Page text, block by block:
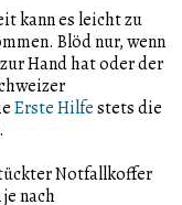
kann es leicht zu
Blöd nur, wenn
zur Hand hat oder der
Erste Hilfestets die
Notfallkoffer
nach